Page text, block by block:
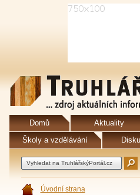
Domů Aktuality
Školy a vzdělávání
Úvodní strana